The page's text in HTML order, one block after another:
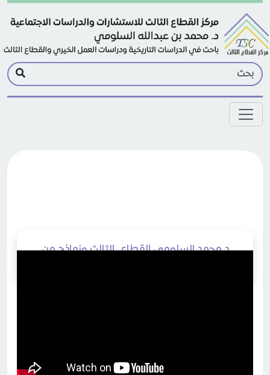
Skip to main content
د محمد السلومي القطاع_الثالث ونماذج من